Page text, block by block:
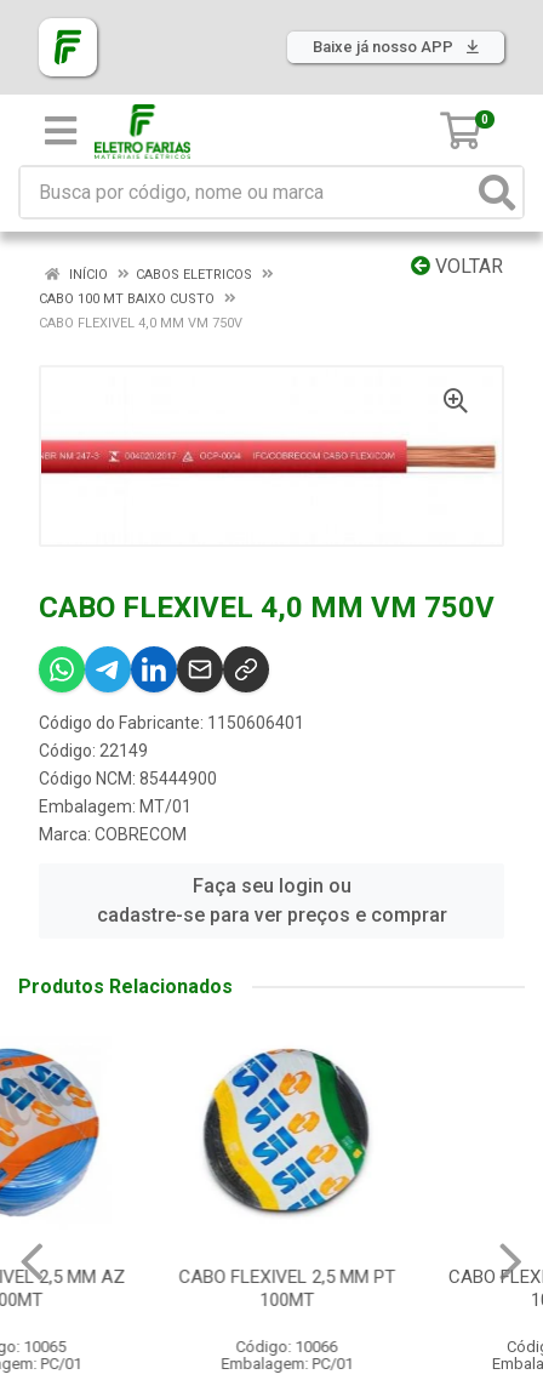
Baixe já nosso APP
0
VOLTAR
INÍCIO
CABOS ELETRICOS
CABO 100 MT BAIXO CUSTO
CABO FLEXIVEL 4,0 MM VM 750V
CABO FLEXIVEL 4,0 MM VM 750V
Código do Fabricante: 1150606401
Código: 22149
Código NCM: 85444900
Embalagem: MT/01
Marca: COBRECOM
Faça seu login ou
cadastre-se para ver preços e comprar
Produtos Relacionados
CABO FLEXIVEL 2,5 MM PT
Embalagem: PC/01
CABO FLEXIVEL 2,5 MM VD
Embalagem: PC/01